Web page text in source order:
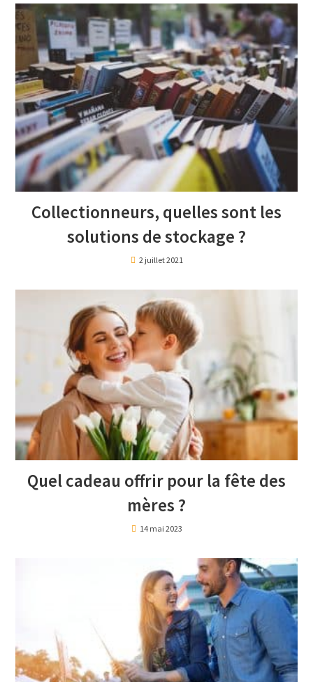
Collectionneurs, quelles sont les
solutions de stockage ?
2 juillet 2021
Quel cadeau offrir pour la fête des
mères ?
14 mai 2023